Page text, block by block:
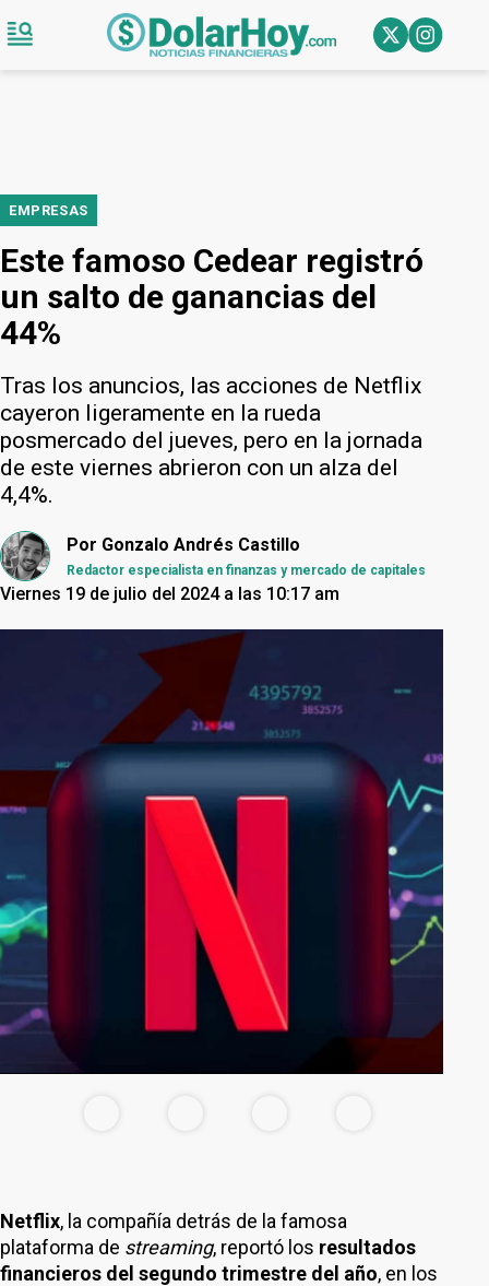
EMPRESAS
Este famoso Cedear registró
un salto de ganancias del
44%
Tras los anuncios, las acciones de Netflix
cayeron ligeramente en la rueda
posmercado del jueves, pero en la jornada
de este viernes abrieron con un alza del
4,4%.
Por Gonzalo Andrés Castillo
Redactor especialista en finanzas y mercado de capitales
Viernes 19 de julio del 2024 a las 10:17 am
Netflix, la compañía detrás de la famosa
plataforma de streaming, reportó los resultados
financieros del segundo trimestre del año, en los